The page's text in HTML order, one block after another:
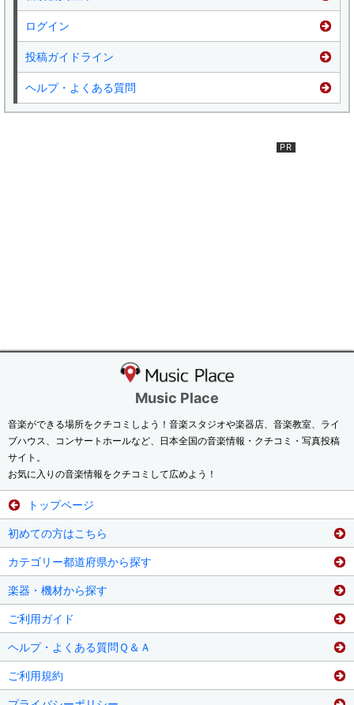
ログイン
投稿ガイドライン
ヘルプ・よくある質問
Music Place
音楽ができる場所をクチコミしよう！音楽スタジオや楽器店、音楽教室、ライ
ブハウス、コンサートホールなど、日本全国の音楽情報・クチコミ・写真投稿
サイト。
お気に入りの音楽情報をクチコミして広めよう！
トップページ
初めての方はこちら
カテゴリー都道府県から探す
楽器・機材から探す
ご利用ガイド
ヘルプ・よくある質問Ｑ＆Ａ
ご利用規約